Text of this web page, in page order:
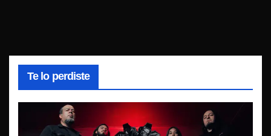
Te lo perdiste